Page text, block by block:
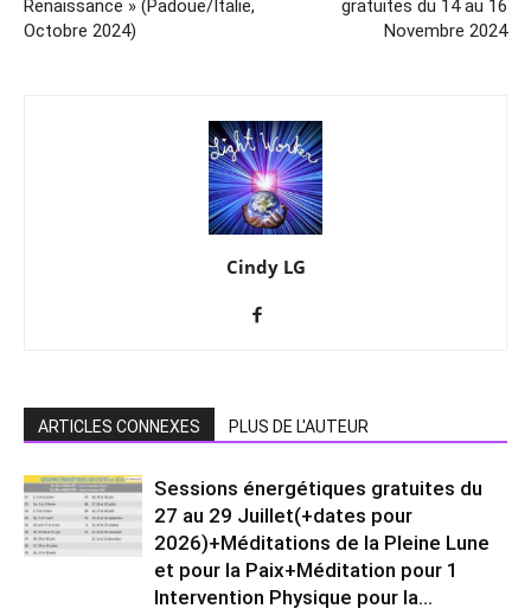
Renaissance » (Padoue/Italie,
Octobre 2024)
gratuites du 14 au 16
Novembre 2024
Cindy LG
ARTICLES CONNEXES PLUS DE L'AUTEUR
Sessions énergétiques gratuites du
27 au 29 Juillet(+dates pour
2026)+Méditations de la Pleine Lune
et pour la Paix+Méditation pour 1
Intervention Physique pour la...